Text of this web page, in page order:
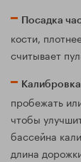
Посадка
кости,
считывает
Калибровка
пробежать
чтобы
бассейна
длина